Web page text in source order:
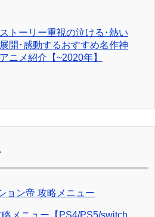
ストーリー重視の泣ける･熱い
展開･感動するおすすめ名作神
アニメ紹介【~2020年】
ョン帝 攻略メニュー
メニュー【PS4/PS5/switch